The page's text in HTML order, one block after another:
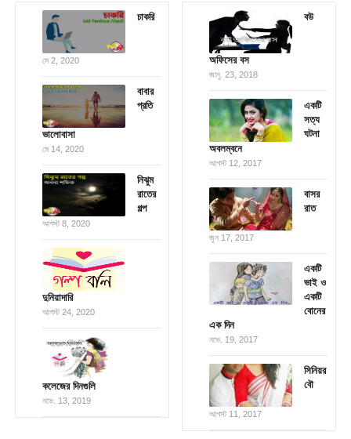
চাকরি
মে 2, 2020
বাবার
প্রতি
ভালোবাসা
মে 14, 2020
নিঝুম
রাতের
গল্প
আগস্ট 8, 2020
দুনিয়াদারি
আগস্ট 24, 2020
কলেজের দিনগুলি
নভে. 13, 2019
বউ
অফিসের বস
জানু. 23, 2018
একটি
সত্য
ঘটনা
অবলম্বনে
আগস্ট 12, 2017
বাসর
রাত
জুন 17, 2017
একটি
ভাই ও
একটি
বোনের
এক দিন
নভে. 19, 2017
সিনিয়র
বৌ
আগস্ট 11, 2017